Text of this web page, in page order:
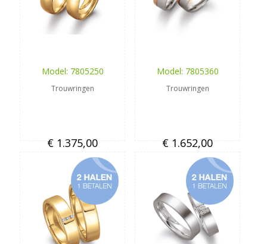
Model: 7805250
Trouwringen
€ 1.375,00
Model: 7805360
Trouwringen
€ 1.652,00